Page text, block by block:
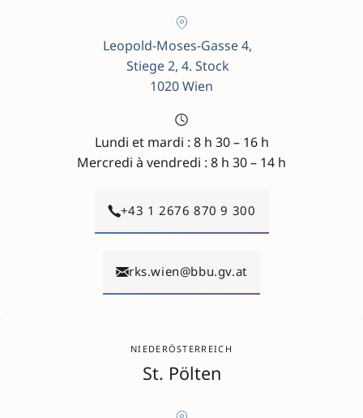
Leopold-Moses-Gasse 4,
Stiege 2, 4. Stock
1020 Wien
Lundi et mardi : 8 h 30 – 16 h
Mercredi à vendredi : 8 h 30 – 14 h
+43 1 2676 870 9 300
rks.wien@bbu.gv.at
NIEDERÖSTERREICH
St. Pölten